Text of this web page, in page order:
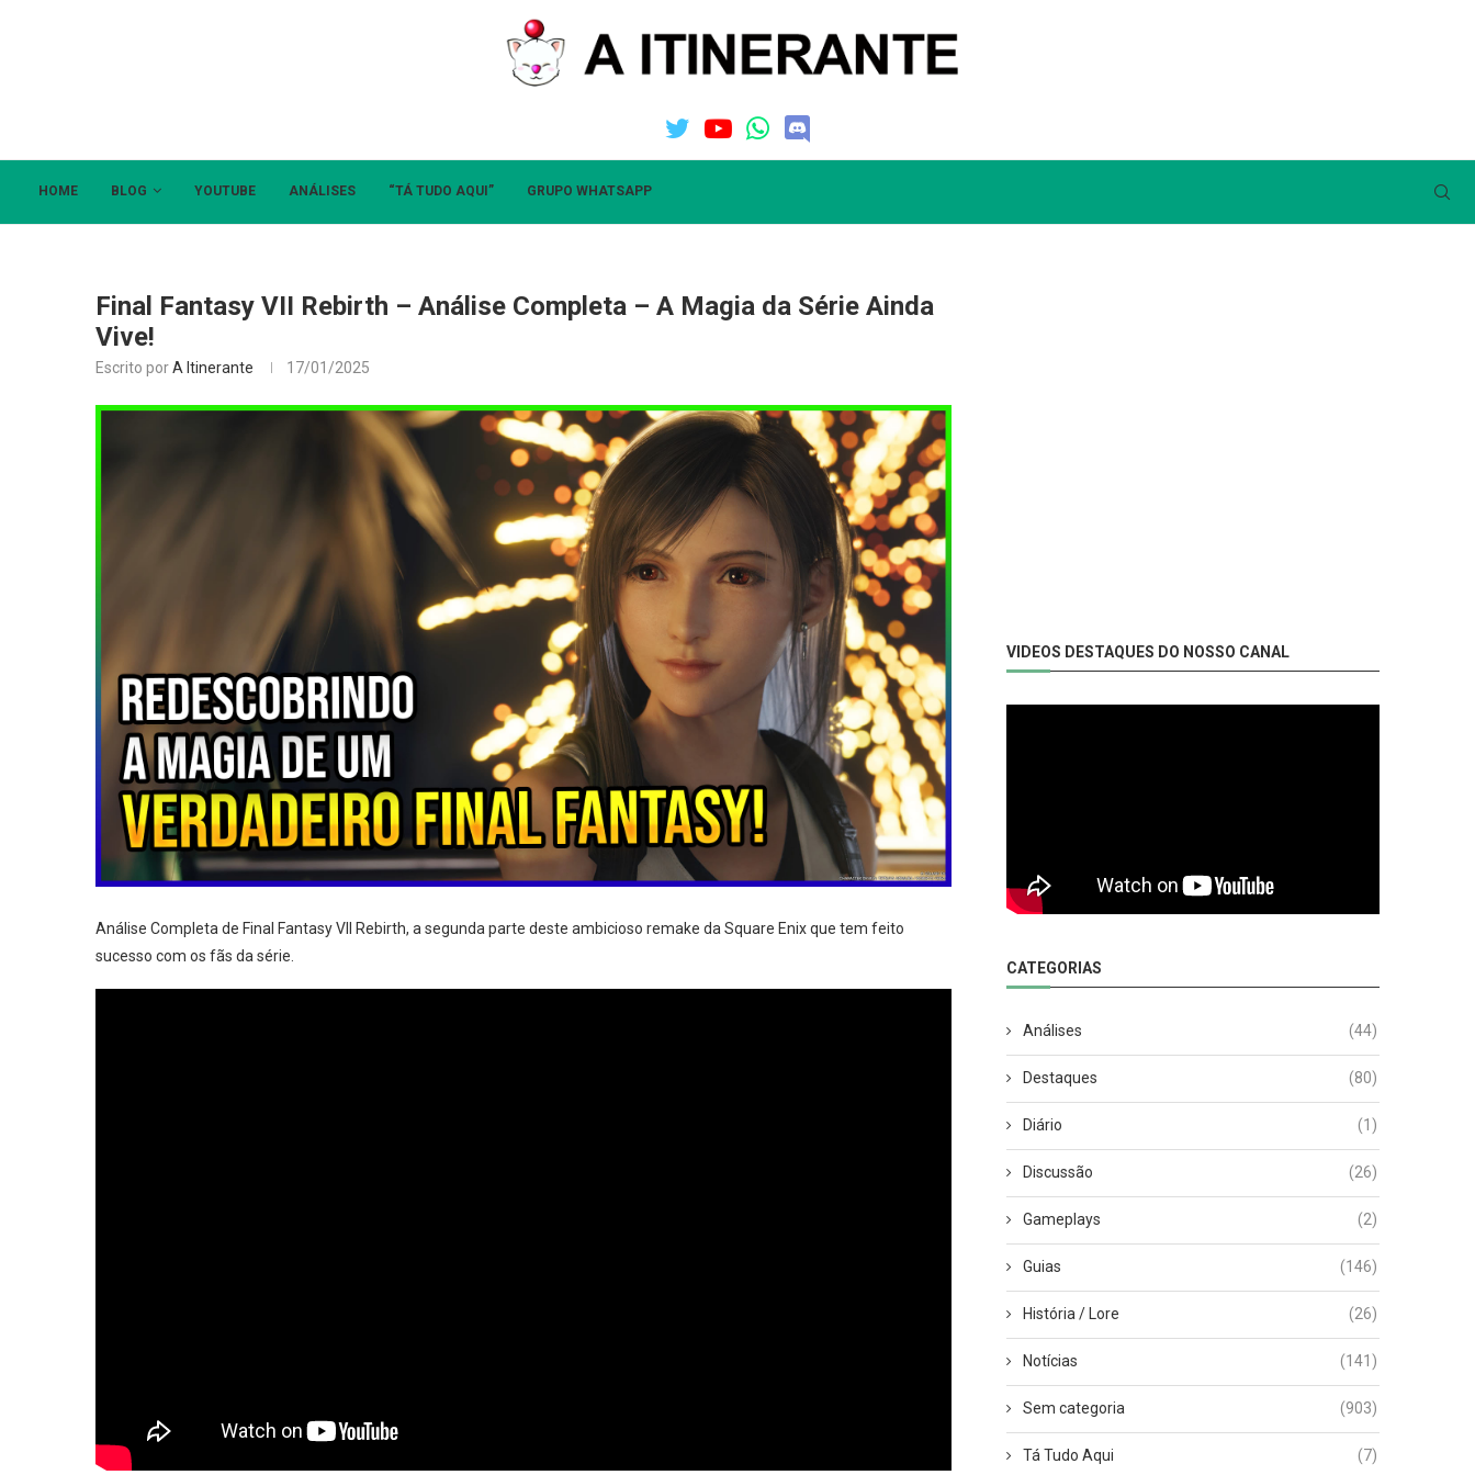
HOME BLOG YOUTUBE ANÁLISES “TÁ TUDO AQUI” GRUPO WHATSAPP
Final Fantasy VII Rebirth – Análise Completa – A Magia da Série Ainda
Vive!
Escrito porA Itinerante 17/01/2025
Análise Completa de Final Fantasy VII Rebirth, a segunda parte deste ambicioso remake da Square Enix que tem feito
sucesso com os fãs da série.
VIDEOS DESTAQUES DO NOSSO CANAL
CATEGORIAS
Análises (44)
Destaques (80)
Diário (1)
Discussão (26)
Gameplays (2)
Guias (146)
História / Lore (26)
Notícias (141)
Sem categoria (903)
Tá Tudo Aqui (7)